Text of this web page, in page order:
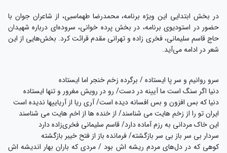
در بخش ابتدایی این ویژه برنامه، محمدرضا طهماسبی، از شاعران جوان با
حضور در استودیوی برنامه، در بخش پرده خوانی، سروده‌ای درباره شهیدان
حاج قاسم سلیمانی، فخری زاده و تهرانی مقدم قرائت کرد. بخش‌هایی از این
شعر در ادامه می‌آید.
سرو روانیم و سر پا ایستاده / برگرده زخم خنجر اما ایستاده
دنیا اگر سنگ است ما آیینه در دست/ رو در رویش مغرور و تنها ایستاده
دنیا که بس افزون و بس افسانه دیده است/ آری ریا از آریاییها ندیده است
ایران تو را از زخم هایت می شناسند/ از خنده ها از اخم هایت می شناسند
این خاک مردانی به رزم آماده دارد/ قاسم سلیمانی فخری‌زاده دارد
سردار بی سر باز بی سر بازگشته/ فرمانده باز از فتح خیبر بازگشته
کوهی که در دل‌های مردم ریشه اش بود / مردی که باران بهار اندیشه اش